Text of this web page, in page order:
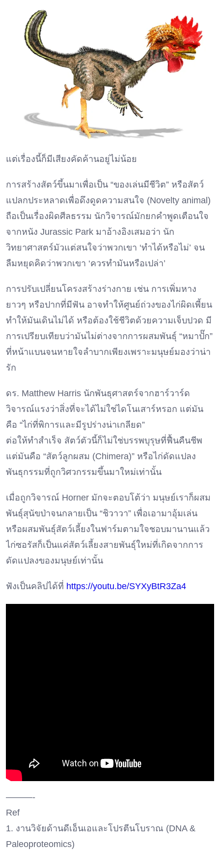
แต่เรื่องนี้ก็มีเสียงคัดค้านอยู่ไม่น้อย
การสร้างสัตว์ขึ้นมาเพื่อเป็น “ของเล่นมีชีวิต” หรือสัตว์
แปลกประหลาดเพื่อดึงดูดความสนใจ (Novelty animal)
ถือเป็นเรื่องผิดศีลธรรม นักวิจารณ์มักยกคำพูดเตือนใจ
จากหนัง Jurassic Park มาอ้างอิงเสมอว่า นัก
วิทยาศาสตร์มัวแต่สนใจว่าพวกเขา ‘ทำได้หรือไม่’ จน
ลืมหยุดคิดว่าพวกเขา ‘ควรทำมันหรือเปล่า’
การปรับเปลี่ยนโครงสร้างร่างกาย เช่น การเพิ่มหาง
ยาวๆ หรือปากที่มีฟัน อาจทำให้ศูนย์ถ่วงของไก่ผิดเพี้ยน
ทำให้มันเดินไม่ได้ หรือต้องใช้ชีวิตด้วยความเจ็บปวด มี
การเปรียบเทียบว่ามันไม่ต่างจากการผสมพันธุ์ “หมาปั๊ก”
ที่หน้าแบนจนหายใจลำบากเพียงเพราะมนุษย์มองว่าน่า
รัก
ดร. Matthew Harris นักพันธุศาสตร์จากฮาร์วาร์ด
วิจารณ์แรงว่าสิ่งที่จะได้ไม่ใช่ไดโนเสาร์หรอก แต่มัน
คือ “ไก่ที่พิการและมีรูปร่างน่าเกลียด”
ต่อให้ทำสำเร็จ สัตว์ตัวนี้ก็ไม่ใช่บรรพบุรุษที่ฟื้นคืนชีพ
แต่มันคือ “สัตว์ลูกผสม (Chimera)” หรือไก่ดัดแปลง
พันธุกรรมที่ถูกวิศวกรรมขึ้นมาใหม่เท่านั้น
เมื่อถูกวิจารณ์ Horner มักจะตอบโต้ว่า มนุษย์เราก็ผสม
พันธุ์สุนัขป่าจนกลายเป็น “ชิวาวา” เพื่อเอามาอุ้มเล่น
หรือผสมพันธุ์สัตว์เลี้ยงในฟาร์มตามใจชอบมานานแล้ว
ไก่ซอรัสก็เป็นแค่สัตว์เลี้ยงสายพันธุ์ใหม่ที่เกิดจากการ
ดัดแปลงของมนุษย์เท่านั้น
ฟังเป็นคลิปได้ที่ https://youtu.be/SYXyBtR3Za4
———-
Ref
1. งานวิจัยด้านดีเอ็นเอและโปรตีนโบราณ (DNA &
Paleoproteomics)